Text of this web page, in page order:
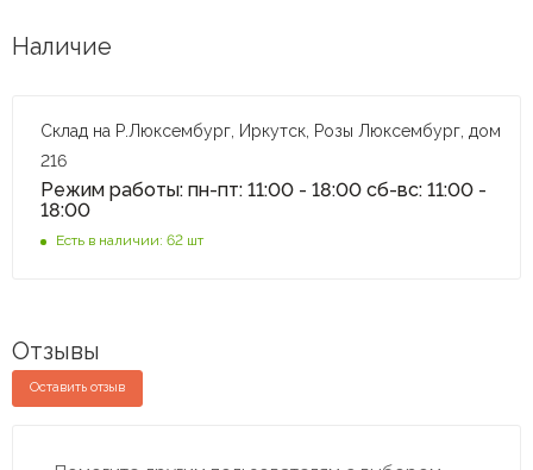
Наличие
Склад на Р.Люксембург, Иркутск, Розы Люксембург, дом
216
Режим работы: пн-пт: 11:00 - 18:00 сб-вс: 11:00 -
18:00
Есть в наличии: 62 шт
Отзывы
Оставить отзыв